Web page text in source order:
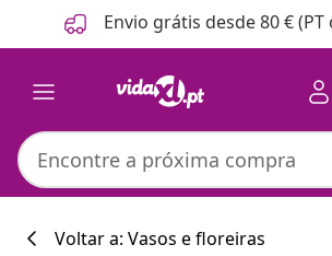
Anterior
Seguinte Envio grátis desde 80 €
Voltar a: Vasos e floreiras